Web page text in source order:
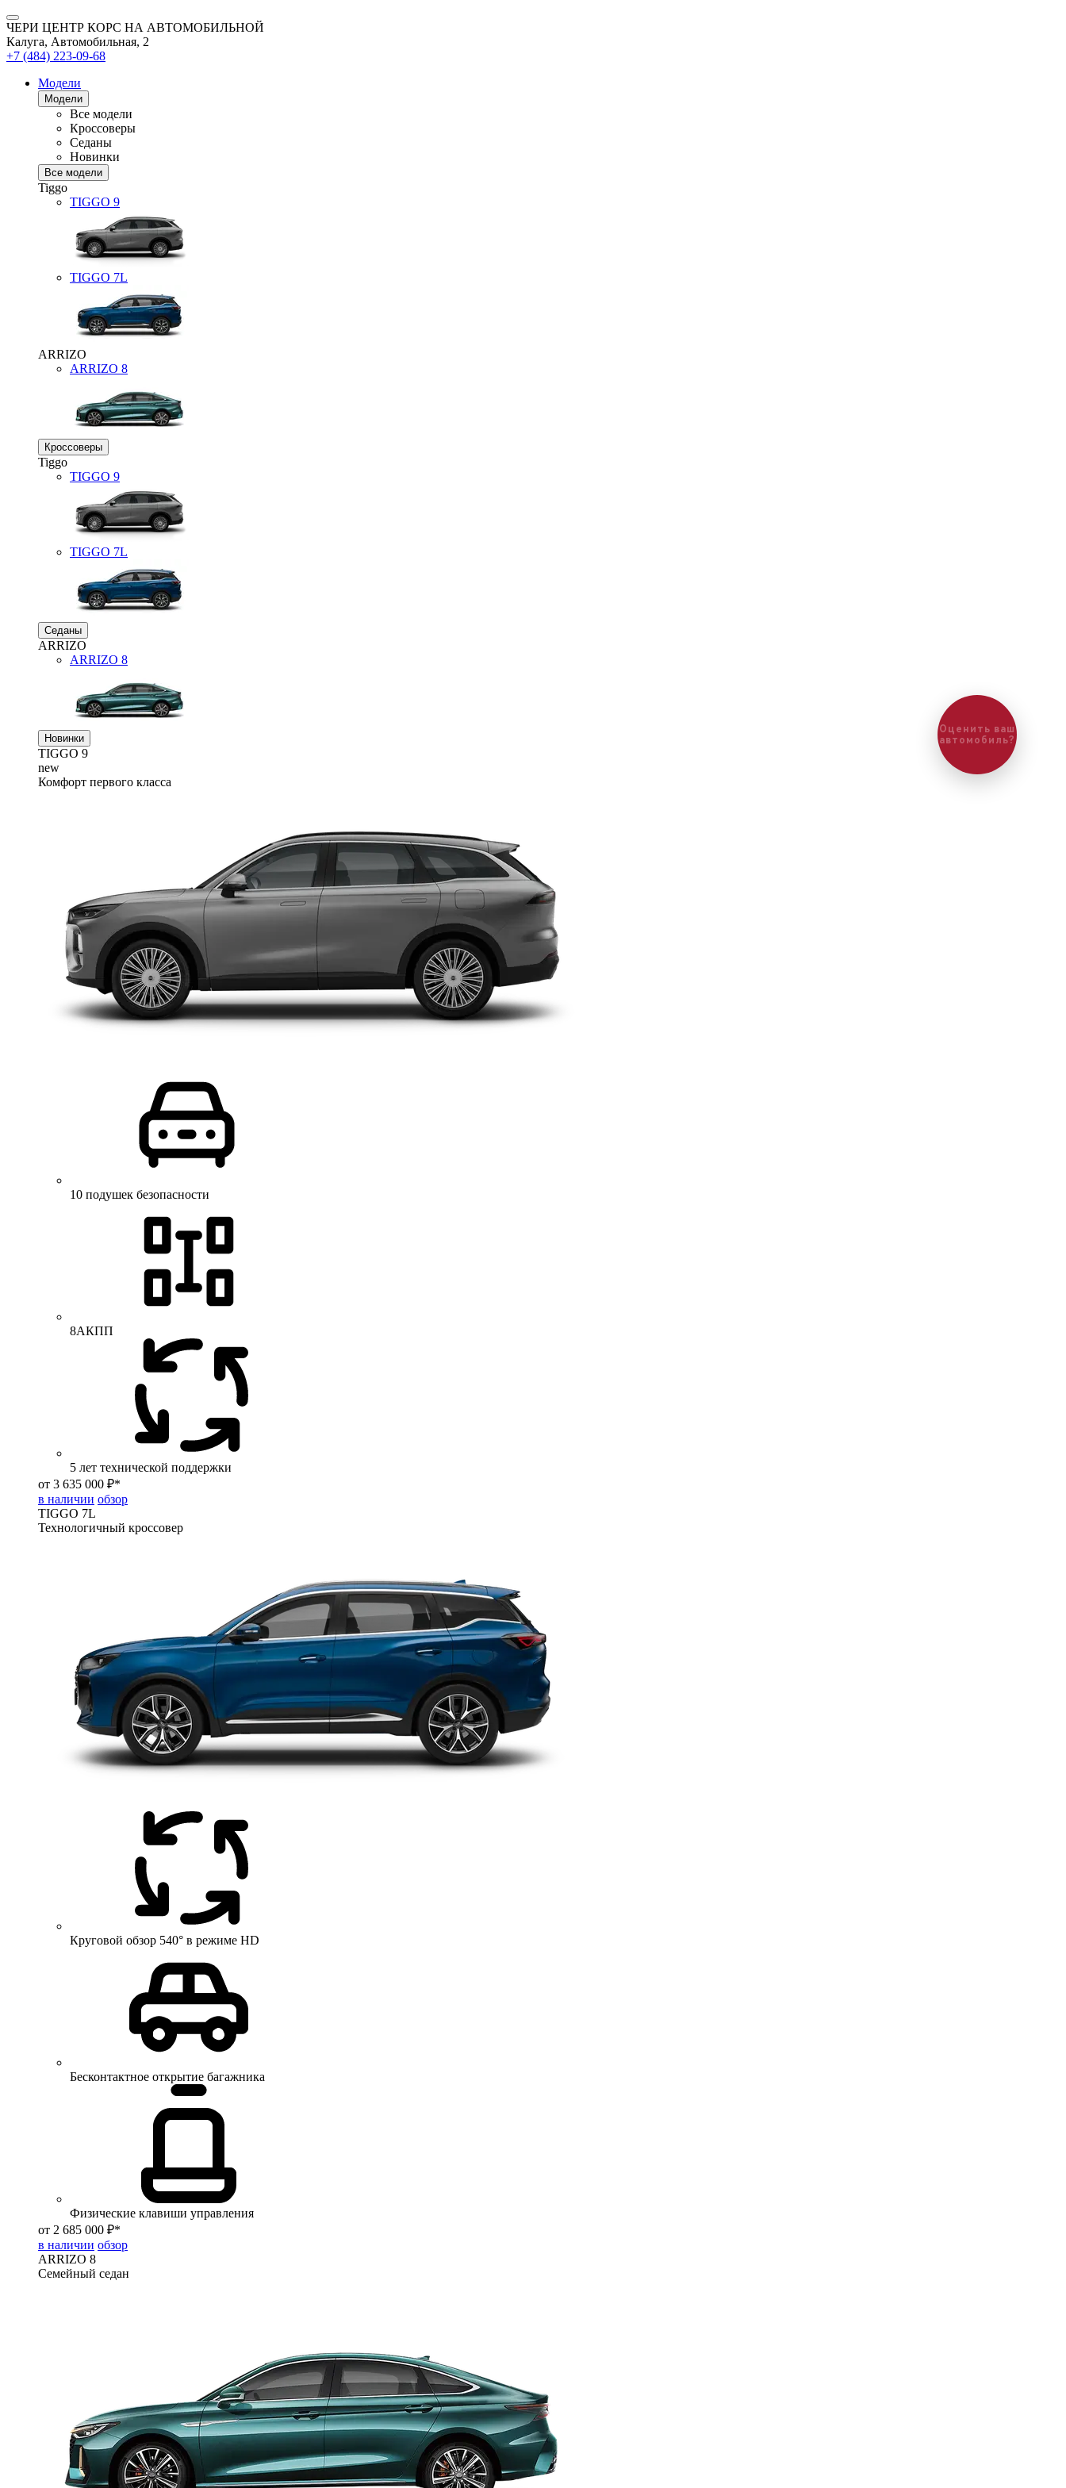
ЧЕРИ ЦЕНТР КОРС НА АВТОМОБИЛЬНОЙ
Калуга, Автомобильная, 2
+7 (484) 223-09-68
Модели
Модели
Все модели
Кроссоверы
Седаны
Новинки
Все модели
Tiggo
TIGGO 9
TIGGO 7L
ARRIZO
ARRIZO 8
Кроссоверы
Tiggo
TIGGO 9
TIGGO 7L
Седаны
ARRIZO
ARRIZO 8
Новинки
TIGGO 9
new
Комфорт первого класса
10 подушек безопасности
8АКПП
5 лет технической поддержки
от 3 635 000 ₽*
в наличии обзор
TIGGO 7L
Технологичный кроссовер
Круговой обзор 540° в режиме HD
Бесконтактное открытие багажника
Физические клавиши управления
от 2 685 000 ₽*
в наличии обзор
ARRIZO 8
Семейный седан
Оценить ваш
автомобиль?